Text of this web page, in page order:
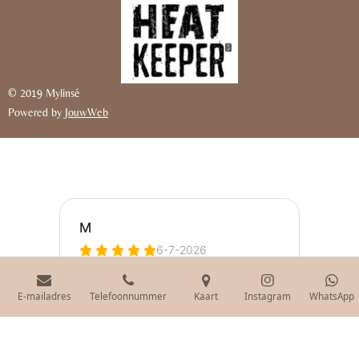
© 2019 Mylinsé
Powered by JouwWeb
E-mailadres Telefoonnummer Kaart Instagram WhatsApp